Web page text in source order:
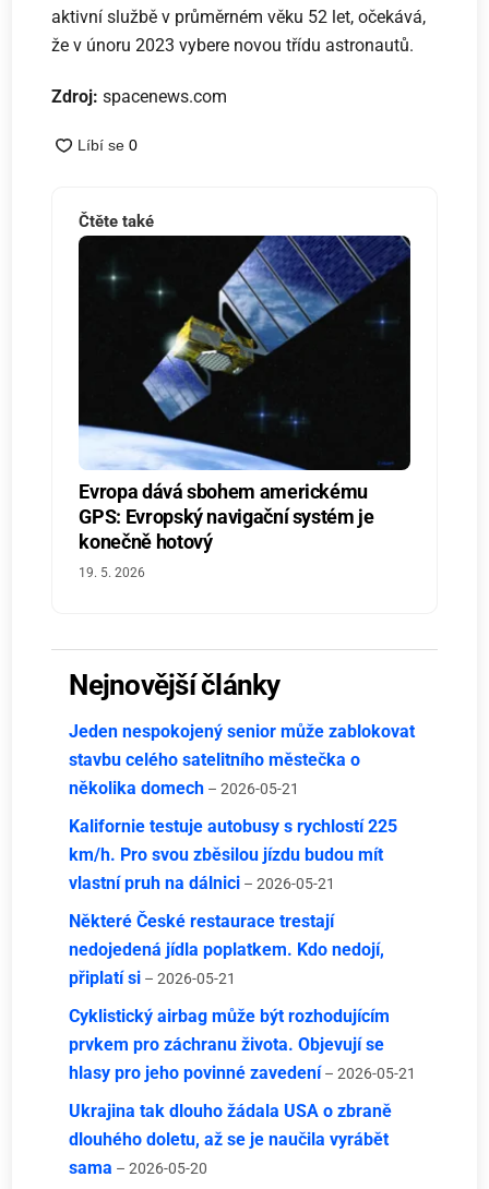
aktivní službě v průměrném věku 52 let, očekává,
že v únoru 2023 vybere novou třídu astronautů.
Zdroj:spacenews.com
Čtěte také
Evropa dává sbohem americkému
GPS: Evropský navigační systém je
konečně hotový
19. 5. 2026
Nejnovější články
Jeden nespokojený senior může zablokovat
stavbu celého satelitního městečka o
několika domech – 2026-05-21
Kalifornie testuje autobusy s rychlostí 225
km/h. Pro svou zběsilou jízdu budou mít
vlastní pruh na dálnici – 2026-05-21
Některé České restaurace trestají
nedojedená jídla poplatkem. Kdo nedojí,
připlatí si – 2026-05-21
Cyklistický airbag může být rozhodujícím
prvkem pro záchranu života. Objevují se
hlasy pro jeho povinné zavedení – 2026-05-21
Ukrajina tak dlouho žádala USA o zbraně
dlouhého doletu, až se je naučila vyrábět
sama – 2026-05-20